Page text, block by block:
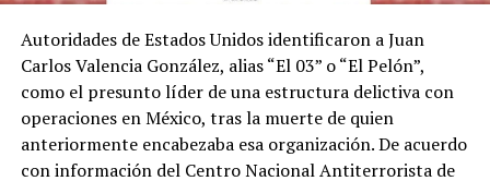
Autoridades de Estados Unidos identificaron a Juan
Carlos Valencia González, alias “El 03” o “El Pelón”,
como el presunto líder de una estructura delictiva con
operaciones en México, tras la muerte de quien
anteriormente encabezaba esa organización. De acuerdo
con información del Centro Nacional Antiterrorista de